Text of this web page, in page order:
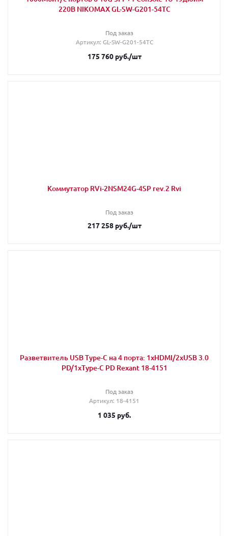
220В NIKOMAX GL-SW-G201-54TC
Под заказ
Артикул: GL-SW-G201-54TC
175 760руб./шт
Коммутатор RVi-2NSM24G-4SP rev.2 Rvi
Под заказ
217 258руб./шт
Разветвитель USB Type-C на 4 порта: 1xHDMI/2xUSB 3.0
PD/1xType-C PD Rexant 18-4151
Под заказ
Артикул: 18-4151
1 035 руб.